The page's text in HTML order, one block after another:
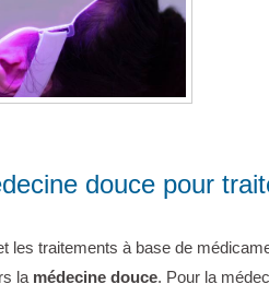
douce pour
les traitements à base de
la médecine douce. Pour la